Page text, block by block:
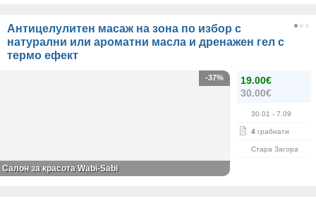
Антицелулитен масаж на зона по избор с
натурални или ароматни масла и дренажен гел с
термо ефект
19.00€
30.00€
30.01 - 7.09
4 грабнати
Стара Загора
-37%
Салон за красота Wabi-Sabi